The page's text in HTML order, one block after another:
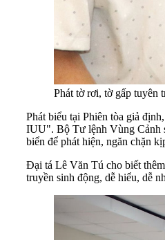
Phát tờ rơi, tờ gấp tuyên
Phát biểu tại Phiên tòa giả
IUU". Bộ Tư lệnh Vùng Cảnh
biển để phát hiện, ngăn chặn
Đại tá Lê Văn Tú cho biết
truyền sinh động, dễ hiểu, dễ